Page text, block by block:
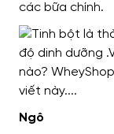
các bữa chính.
Ngô